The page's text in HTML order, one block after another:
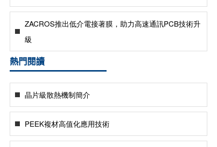
ZACROS推出低介電接著膜，助力高速通訊PCB技術升
級
熱門閱讀
晶片級散熱機制簡介
PEEK複材高值化應用技術